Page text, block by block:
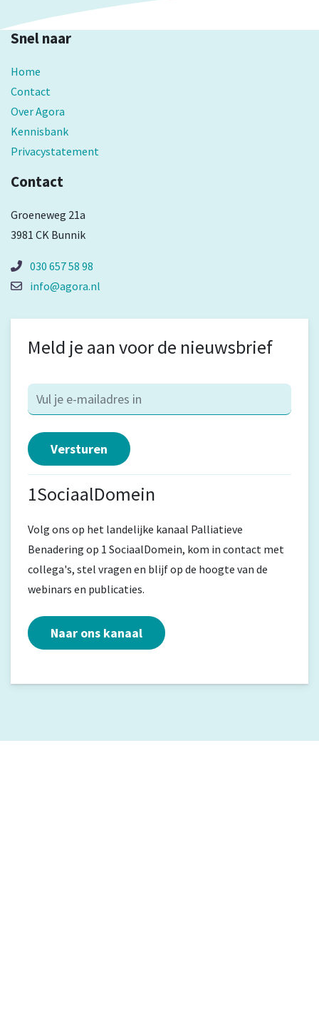
Snel naar
Home
Contact
Over Agora
Kennisbank
Privacystatement
Contact
Groeneweg 21a
3981 CK Bunnik
030 657 58 98
info@agora.nl
Meld je aan voor de nieuwsbrief
1SociaalDomein
Volg ons op het landelijke kanaal Palliatieve
Benadering op 1 SociaalDomein, kom in contact met
collega's, stel vragen en blijf op de hoogte van de
webinars en publicaties.
Naar ons kanaal